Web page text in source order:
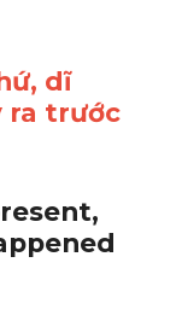
dĩ
ra trước